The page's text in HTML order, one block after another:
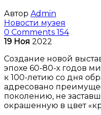
Автор Admin
Новости музея
0 Comments 154
19 Ноя 2022
Создание новой
эпохе 60-80-х годов
к 100-летию со дня
адресовано
поколению, не
окрашенную в цвет